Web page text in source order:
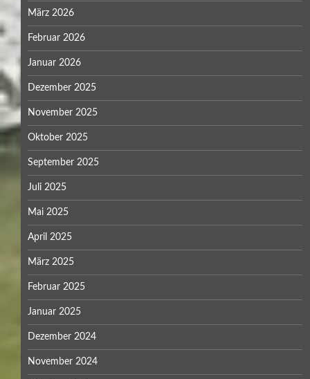
März 2026
Februar 2026
Januar 2026
Dezember 2025
November 2025
Oktober 2025
September 2025
Juli 2025
Mai 2025
April 2025
März 2025
Februar 2025
Januar 2025
Dezember 2024
November 2024